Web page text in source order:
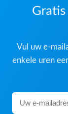
Vul uw e-
enkele uren